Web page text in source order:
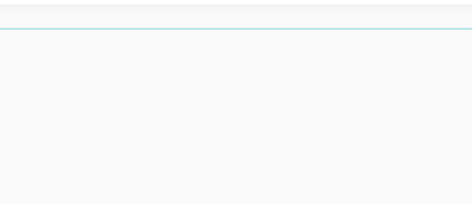
للنساء.. يدعم
ويقوي المناعة
للكبد.. تطهيره
فوائد الفجل الأحمر للانجاب.. دعم
يعزز الصحة